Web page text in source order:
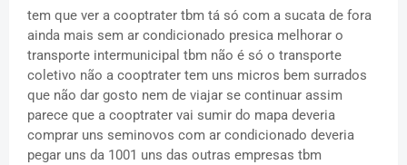
tem que ver a cooptrater tbm tá só com a sucata de fora
ainda mais sem ar condicionado presica melhorar o
transporte intermunicipal tbm não é só o transporte
coletivo não a cooptrater tem uns micros bem surrados
que não dar gosto nem de viajar se continuar assim
parece que a cooptrater vai sumir do mapa deveria
comprar uns seminovos com ar condicionado deveria
pegar uns da 1001 uns das outras empresas tbm